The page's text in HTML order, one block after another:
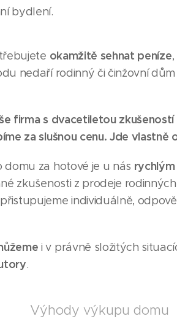
bydlení.
okamžitě sehnat peníze
nedaří rodinný či činžovní
firma s dvacetiletou
za slušnou cenu. Jde
za hotové je u nás
zkušenosti z prodeje
individuálně,
i v právně složitých
.
Výhody výkupu domu